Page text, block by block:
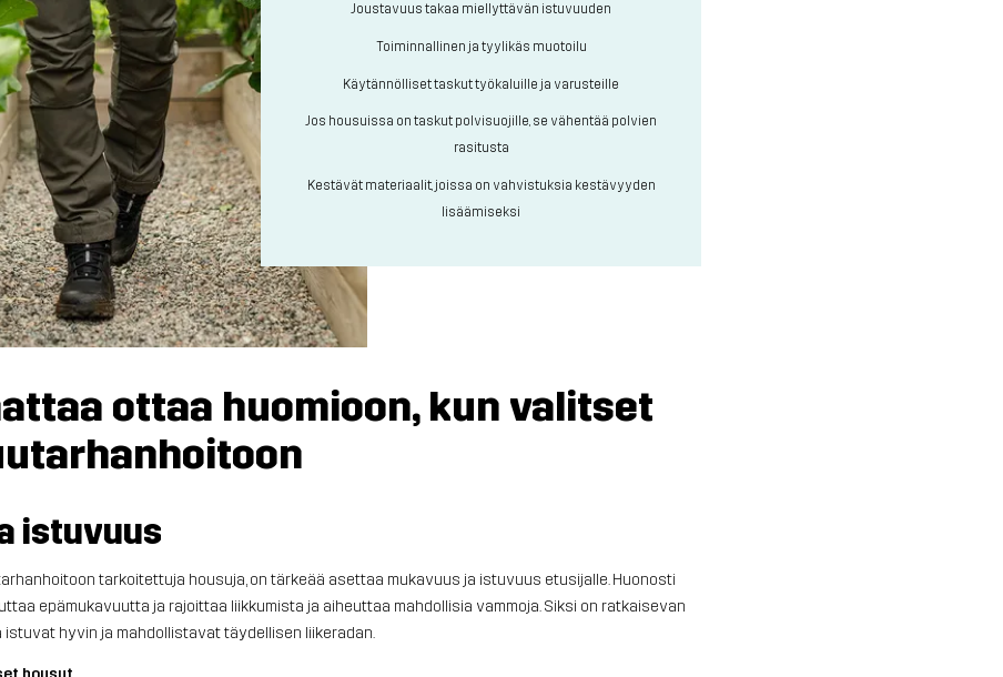
Joustavuus takaa miellyttävän istuvuuden
Toiminnallinen ja tyylikäs muotoilu
Käytännölliset taskut työkaluille ja varusteille
Jos housuissa on taskut polvisuojille, se vähentää polvien
rasitusta
Kestävät materiaalit, joissa on vahvistuksia kestävyyden
lisäämiseksi
ottaa huomioon, kun valitset
istuvuus
tarkoitettuja housuja, on tärkeää asettaa mukavuus ja istuvuus etusijalle. Huonosti
epämukavuutta ja rajoittaa liikkumista ja aiheuttaa mahdollisia vammoja. Siksi on ratkaisevan
istuvat hyvin ja mahdollistavat täydellisen liikeradan.